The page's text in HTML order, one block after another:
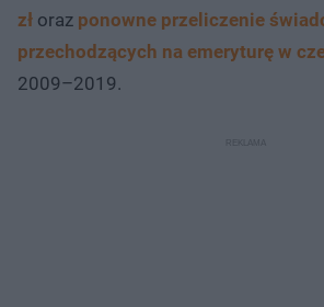
zł oraz ponowne przeliczenie
przechodzących na emeryturę w
2009–2019.